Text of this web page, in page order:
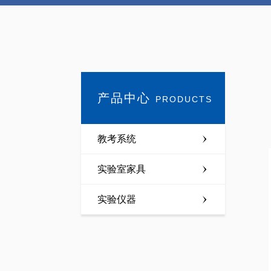
产品中心 PRODUCTS
教考系统
实验室家具
实验仪器